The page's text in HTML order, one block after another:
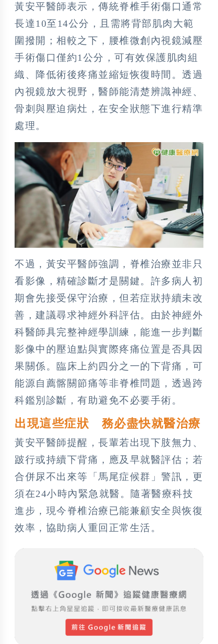
黃安平醫師表示，傳統脊椎手術傷口通常
長達10至14公分，且需將背部肌肉大範
圍撥開；相較之下，腰椎微創內視鏡減壓
手術傷口僅約1公分，可有效保護肌肉組
織、降低術後疼痛並縮短恢復時間。透過
內視鏡放大視野，醫師能清楚辨識神經、
骨刺與壓迫病灶，在安全狀態下進行精準
處理。
不過，黃安平醫師強調，脊椎治療並非只
看影像，精確診斷才是關鍵。許多病人初
期會先接受保守治療，但若症狀持續未改
善，建議尋求神經外科評估。由於神經外
科醫師具完整神經學訓練，能進一步判斷
影像中的壓迫點與實際疼痛位置是否具因
果關係。臨床上約四分之一的下背痛，可
能源自薦髂關節痛等非脊椎問題，透過跨
科鑑別診斷，有助避免不必要手術。
出現這些症狀 務必盡快就醫治療
黃安平醫師提醒，長輩若出現下肢無力、
跛行或持續下背痛，應及早就醫評估；若
合併尿不出來等「馬尾症候群」警訊，更
須在24小時內緊急就醫。隨著醫療科技
進步，現今脊椎治療已能兼顧安全與恢復
效率，協助病人重回正常生活。